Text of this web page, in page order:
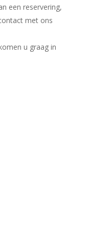
een reservering,
met ons
u graag in